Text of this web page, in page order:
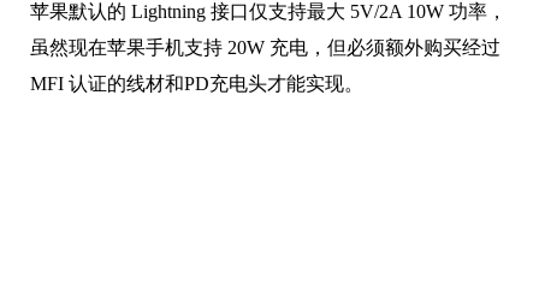
苹果默认的 Lightning 接口仅支持最大 5V/2A 10W 功率，
虽然现在苹果手机支持 20W 充电，但必须额外购买经过
MFI 认证的线材和PD充电头才能实现。